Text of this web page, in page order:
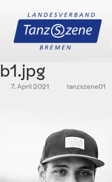
b1.jpg
7. April 2021 tanzszene01